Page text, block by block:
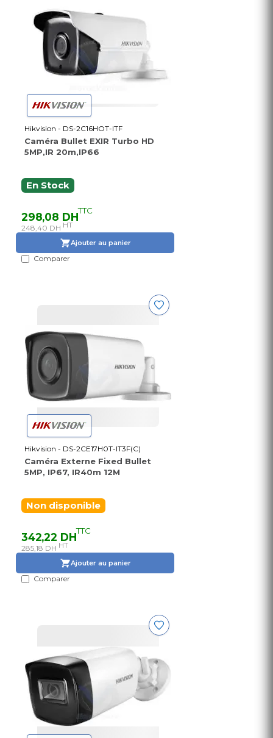
Hikvision - DS-2C16HOT-ITF
Caméra Bullet EXIR Turbo HD
5MP,IR 20m,IP66
En Stock
298,08 DHTTC
248,40 DH HT
Ajouter au panier
Comparer
Hikvision - DS-2CE17H0T-IT3F(C)
Caméra Externe Fixed Bullet
5MP, IP67, IR40m 12M
Non disponible
342,22 DHTTC
285,18 DH HT
Ajouter au panier
Comparer